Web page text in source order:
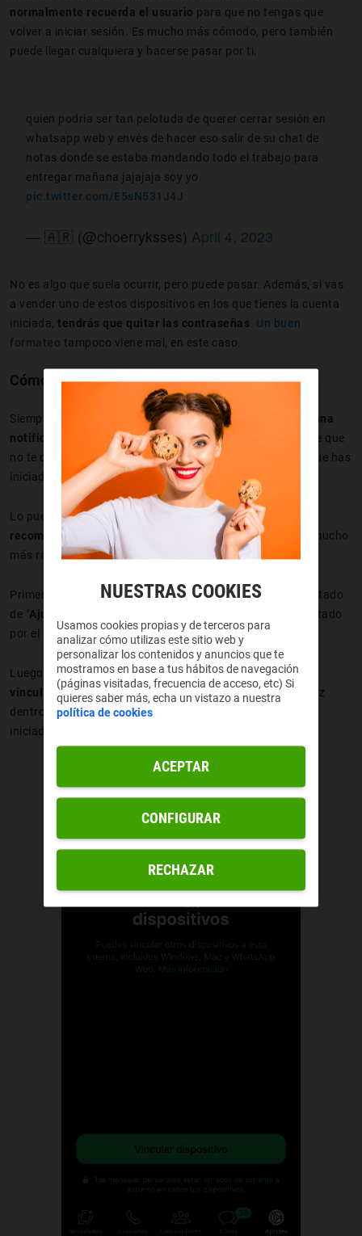
normalmente recuerda el usuario para que no tengas que
volver a iniciar sesión. Es mucho más cómodo, pero también
puede llegar cualquiera y hacerse pasar por ti.
quien podria ser tan pelotuda de querer cerrar sesión en
whatsapp web y envés de hacer eso salir de su chat de
notas donde se estaba mandando todo el trabajo para
entregar mañana jajajaja soy yo.
pic.twitter.com/E5sN531J4J
— 🇦🇷 (@choerryksses) April 4, 2023
No es algo que suela ocurrir, pero puede pasar. Además, si vas
a vender uno de estos dispositivos en los que tienes la cuenta
iniciada, tendrás que quitar las contraseñas
Un buen
formateo tampoco viene mal, en este caso.
Cómo ver las sesiones abiertas en WhatsApp
Siempre que inicias sesión en un nuevo dispositivo
salta una
notificación de que hay otra cuenta vinculada
. Es posible que
no te des cuenta o se te olvide en todos los sitios en los que has
iniciado, así que lo puedes comprobar de forma manual.
Lo puedes hacer desde cualquier dispositivo, aunque
recomendamos que lo hagas desde el móvil, porque es mucho
más rápido y se puede comprobar con un solo vistazo.
Primero, entra en la aplicación móvil. Tienes que ir al apartado
de "Ajustes
", está en la esquina inferior derecha, representado
por el clásico engranaje de siempre.
Luego, tienes que presionar en la función "Dispositivos
vinculados ", que está entre las primeras opciones. Una vez
dentro, te aparecerán todos los aparatos en los que has
iniciado sesión con tu WhatsApp.
NUESTRAS COOKIES
Usamos cookies propias y de terceros para
analizar cómo utilizas este sitio web y
personalizar los contenidos y anuncios que te
mostramos en base a tus hábitos de navegación
(páginas visitadas, frecuencia de acceso, etc) Si
quieres saber más, echa un vistazo a nuestra
política de cookies
RECHAZAR
ACEPTAR
CONFIGURAR